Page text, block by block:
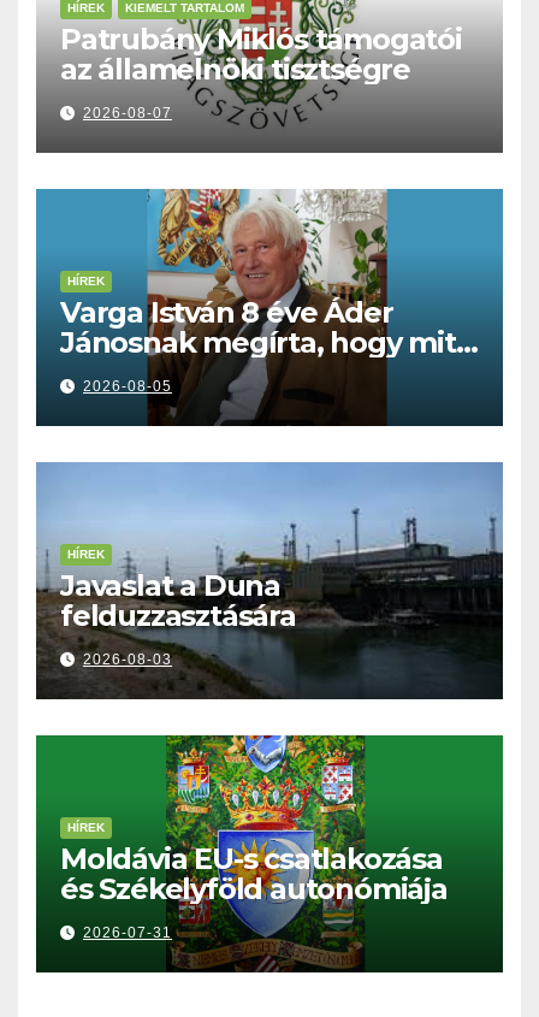
HÍREK KIEMELT TARTALOM
Patrubány Miklós támogatói
az államelnöki tisztségre
2026-08-07
HÍREK
Varga István 8 éve Áder
Jánosnak megírta, hogy mit
kell tennünk a Dunával
2026-08-05
HÍREK
Javaslat a Duna
felduzzasztására
2026-08-03
HÍREK
Moldávia EU-s csatlakozása
és Székelyföld autonómiája
2026-07-31